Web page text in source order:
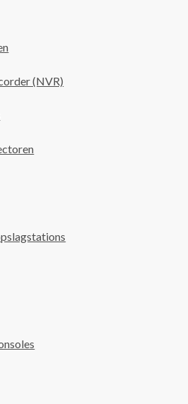
(NVR)